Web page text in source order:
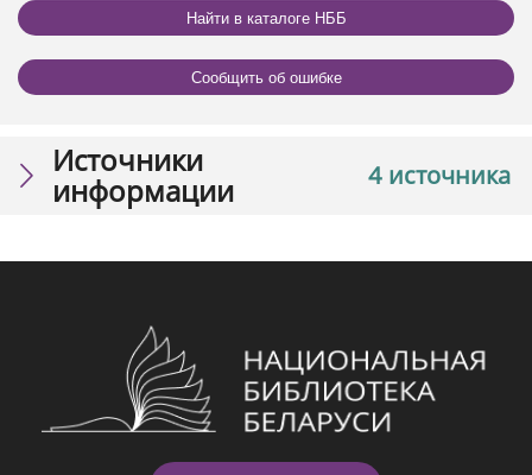
Найти в каталоге НББ
Сообщить об ошибке
4 источника
Источники
информации